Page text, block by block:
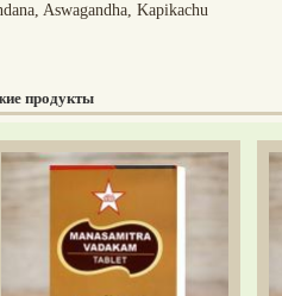
Aswagandha, Kapikachu
продукты